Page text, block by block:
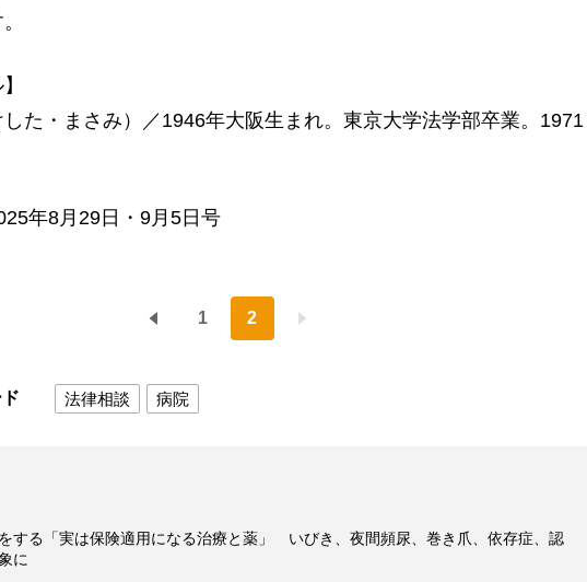
た・まさみ）／1946年大阪生まれ。東京大学法学部卒業。1971
年8月29日・9月5日号
1 2
法律相談 病院
する「実は保険適用になる治療と薬」 いびき、夜間頻尿、巻き爪、依存症、認
に